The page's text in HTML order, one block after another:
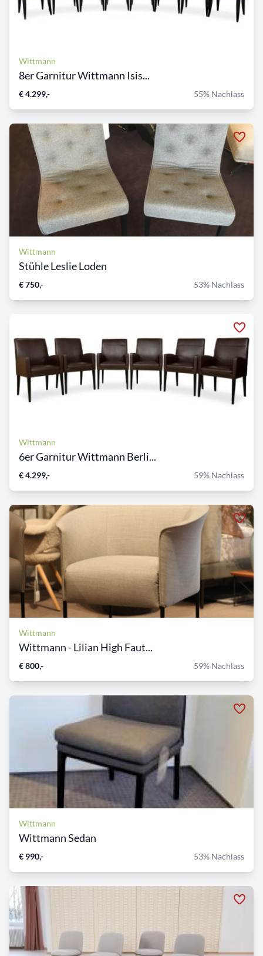
Wittmann
8er Garnitur Wittmann Isis...
€ 4.299,- 55% Nachlass
Wittmann
Stühle Leslie Loden
€ 750,- 53% Nachlass
Wittmann
6er Garnitur Wittmann Berli...
€ 4.299,- 59% Nachlass
Wittmann
Wittmann - Lilian High Faut...
€ 800,- 59% Nachlass
Wittmann
Wittmann Sedan
€ 990,- 53% Nachlass